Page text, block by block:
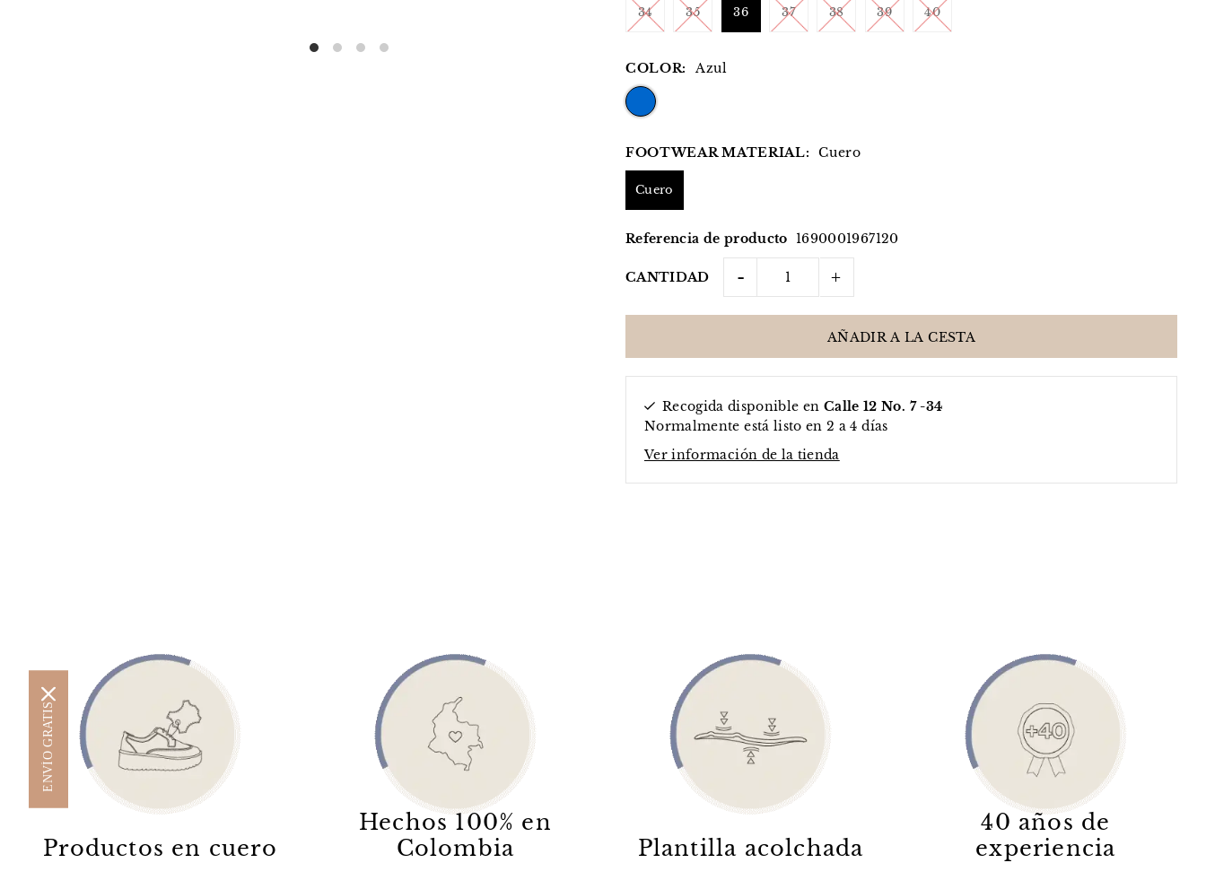
34 35 36 37 38 39 40
COLOR: Azul
FOOTWEAR MATERIAL: Cuero
Cuero
Referencia de producto 1690001967120
CANTIDAD - +
Recogida disponible en Calle 12 No. 7 -34
Normalmente está listo en 2 a 4 días
Ver información de la tienda
Productos en cuero
Hechos 100% en
Colombia
Plantilla acolchada
40 años de
experiencia
ENVÍO GRATIS